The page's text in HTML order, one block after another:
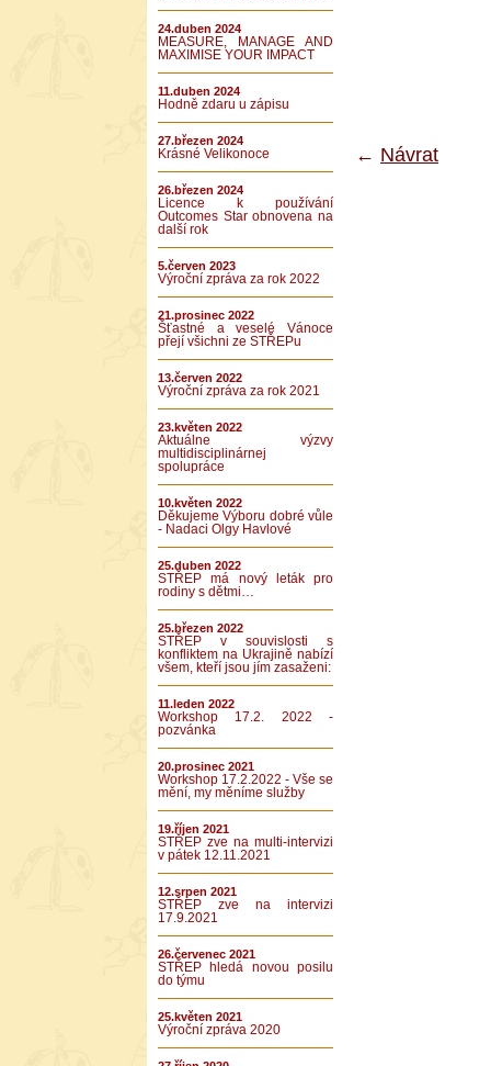
24.duben 2024
MEASURE, MANAGE AND
MAXIMISE YOUR IMPACT
11.duben 2024
Hodně zdaru u zápisu
27.březen 2024
Krásné Velikonoce
26.březen 2024
Licence k používání
Outcomes Star obnovena na
další rok
5.červen 2023
Výroční zpráva za rok 2022
21.prosinec 2022
Šťastné a veselé Vánoce
přejí všichni ze STŘEPu
13.červen 2022
Výroční zpráva za rok 2021
23.květen 2022
Aktuálne výzvy
multidisciplinárnej
spolupráce
10.květen 2022
Děkujeme Výboru dobré vůle
- Nadaci Olgy Havlové
25.duben 2022
STŘEP má nový leták pro
rodiny s dětmi…
25.březen 2022
STŘEP v souvislosti s
konfliktem na Ukrajině nabízí
všem, kteří jsou jím zasaženi:
11.leden 2022
Workshop 17.2. 2022 -
pozvánka
20.prosinec 2021
Workshop 17.2.2022 - Vše se
mění, my měníme služby
19.říjen 2021
STŘEP zve na multi-intervizi
v pátek 12.11.2021
12.srpen 2021
STŘEP zve na intervizi
17.9.2021
26.červenec 2021
STŘEP hledá novou posilu
do týmu
25.květen 2021
Výroční zpráva 2020
← Návrat